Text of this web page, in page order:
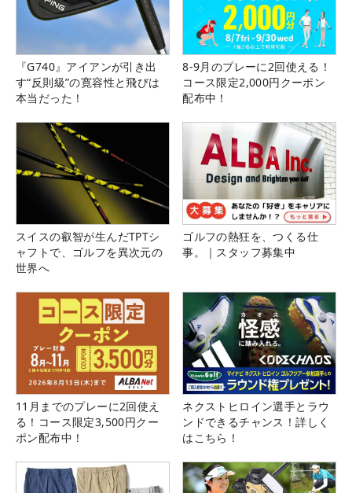
『G740』アイアンが引き出
す“反則級”の寛容性と飛びは
本当だった！
8-9月のプレーに2回使える！
コース限定2,000円クーポン
配布中！
スイスの叡智が生んだTPTシ
ャフトで、ゴルフを異次元の
世界へ
ゴルフの熱狂を、つくる仕
事。｜スタッフ募集中
11月までのプレーに2回使え
る！コース限定3,500円クー
ポン配布中！
ネクストヒロイン選手とラウ
ンドできるチャンス！詳しく
はこちら！